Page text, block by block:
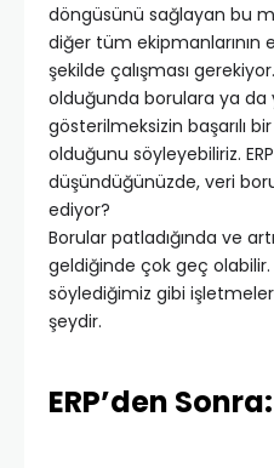
döngüsünü sağlayan bu
diğer tüm ekipmanlarının
şekilde çalışması
olduğunda borulara ya da
gösterilmeksizin başarılı
olduğunu söyleyebiliriz.
düşündüğünüzde, veri
ediyor?
Borular patladığında ve
geldiğinde çok geç
söylediğimiz gibi
şeydir.
ERP’den